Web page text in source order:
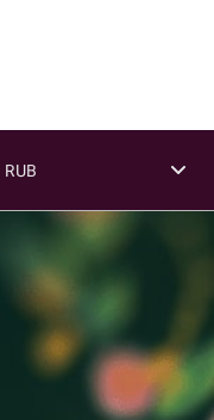
RUB